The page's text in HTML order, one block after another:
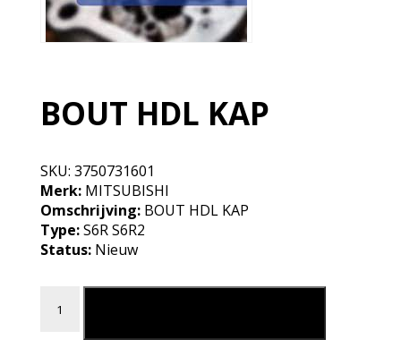
BOUT HDL KAP
SKU: 3750731601
Merk:MITSUBISHI
Omschrijving:BOUT HDL KAP
Type:S6R S6R2
Status:Nieuw